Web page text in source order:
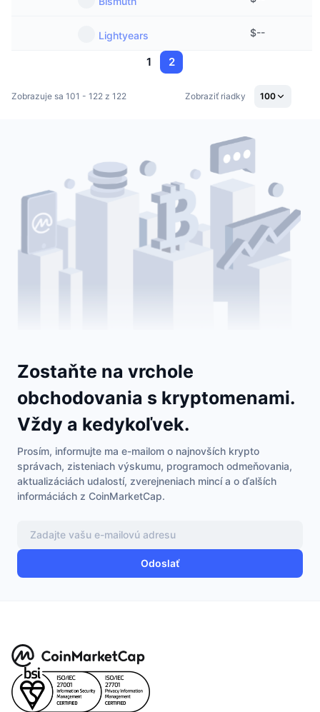
Kalendár ICO
Lightyears $--
1 2
Zobrazuje sa 101 - 122 z 122 Zobraziť riadky 100
Zostaňte na vrchole
obchodovania s kryptomenami.
Vždy a kedykoľvek.
Prosím, informujte ma e-mailom o najnovších krypto
správach, zisteniach výskumu, programoch odmeňovania,
aktualizáciách udalostí, zverejneniach mincí a o ďalších
informáciách z CoinMarketCap.
Odoslať